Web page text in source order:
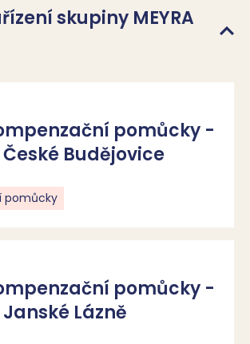
skupiny MEYRA
pomůcky -
Budějovice
pomůcky
pomůcky -
Lázně